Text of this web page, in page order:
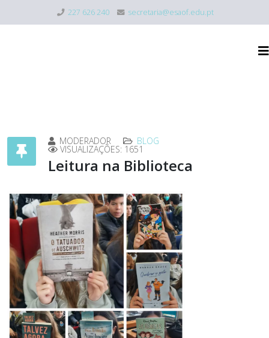
227 626 240 secretaria@esaof.edu.pt
MODERADOR BLOG
VISUALIZAÇÕES: 1651
Leitura na Biblioteca